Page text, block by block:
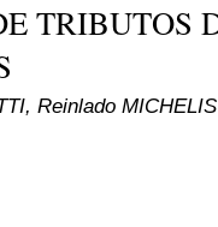
TRIBUTOS
Reinlado MICHELIS